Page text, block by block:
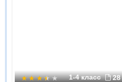
1-4 класс 28